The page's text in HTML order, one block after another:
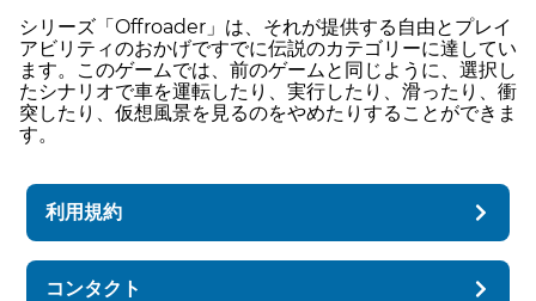
シリーズ「Offroader」は、それが提供する自由とプレイ
アビリティのおかげですでに伝説のカテゴリーに達してい
ます。このゲームでは、前のゲームと同じように、選択し
たシナリオで車を運転したり、実行したり、滑ったり、衝
突したり、仮想風景を見るのをやめたりすることができま
す。
利用規約
コンタクト